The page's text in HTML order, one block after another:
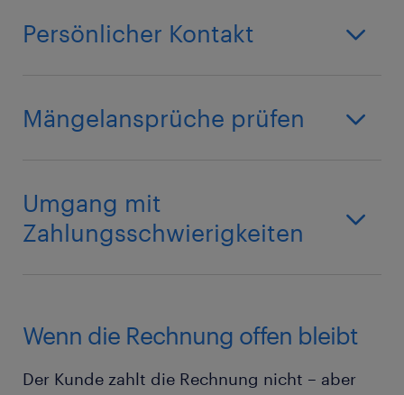
Persönlicher Kontakt
Mängelansprüche prüfen
Umgang mit
Zahlungsschwierigkeiten
Wenn die Rechnung offen bleibt
Der Kunde zahlt die Rechnung nicht – aber